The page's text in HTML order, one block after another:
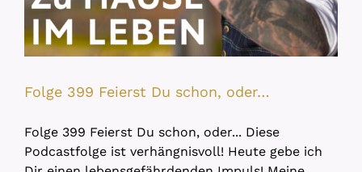
Folge 399 Feierst Du schon, oder…
Folge 399 Feierst Du schon, oder... Diese
Podcastfolge ist verhängnisvoll! Heute gebe ich